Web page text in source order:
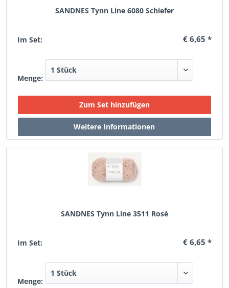
SANDNES Tynn Line 6080 Schiefer
Im Set: € 6,65 *
Menge:
SANDNES Tynn Line 3511 Rosè
Im Set: € 6,65 *
Menge: